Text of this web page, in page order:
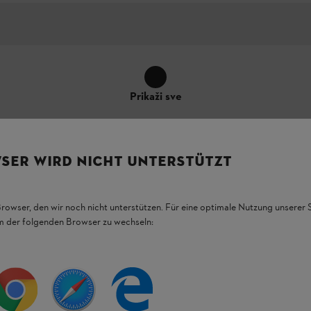
Prikaži sve
udobno sečenje malih i
WIRD NICHT UNTERSTÜTZT
den wir noch nicht unterstützen. Für eine optimale Nutzung unserer
der folgenden Browser zu wechseln: